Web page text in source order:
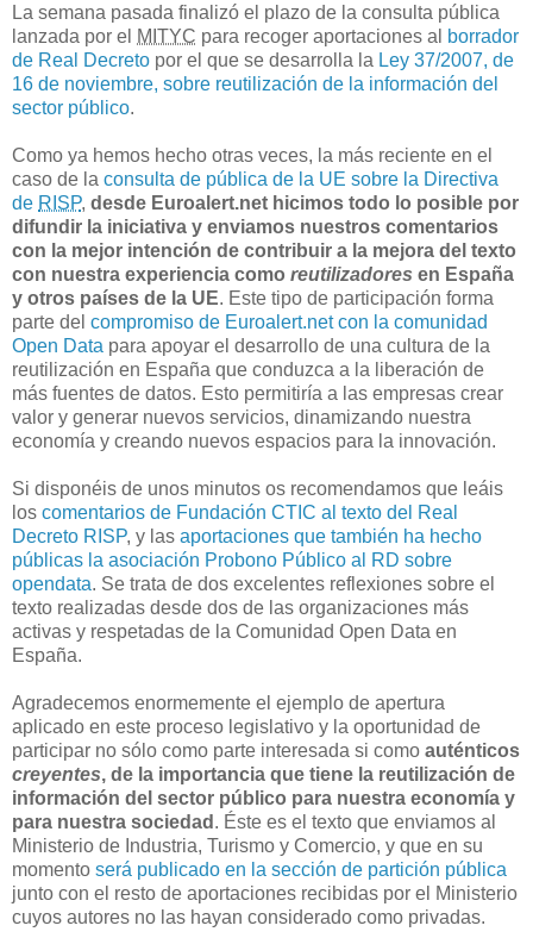
La semana pasada finalizó el plazo de la consulta pública
lanzada por el MITYC para recoger aportaciones al
borrador
de Real Decreto por el que se desarrolla la Ley 37/2007, de
16 de noviembre, sobre reutilización de la información del
sector público.
Como ya hemos hecho otras veces, la más reciente en el
caso de la consulta de pública de la UE sobre la Directiva
de RISP, desde Euroalert.net hicimos todo lo posible por
difundir la iniciativa y enviamos nuestros comentarios
con la mejor intención de contribuir a la mejora del texto
con nuestra experiencia como reutilizadores en España
y otros países de la UE. Este tipo de participación forma
parte del compromiso de Euroalert.net con la comunidad
Open Data para apoyar el desarrollo de una cultura de la
reutilización en España que conduzca a la liberación de
más fuentes de datos. Esto permitiría a las empresas crear
valor y generar nuevos servicios, dinamizando nuestra
economía y creando nuevos espacios para la innovación.
Si disponéis de unos minutos os recomendamos que leáis
los comentarios de Fundación CTIC al texto del Real
Decreto RISP, y las aportaciones que también ha hecho
públicas la asociación Probono Público al RD sobre
opendata. Se trata de dos excelentes reflexiones sobre el
texto realizadas desde dos de las organizaciones más
activas y respetadas de la Comunidad Open Data en
España.
Agradecemos enormemente el ejemplo de apertura
aplicado en este proceso legislativo y la oportunidad de
participar no sólo como parte interesada si como auténticos
creyentes, de la importancia que tiene la reutilización de
información del sector público para nuestra economía y
para nuestra sociedad . Éste es el texto que enviamos al
Ministerio de Industria, Turismo y Comercio, y que en su
momento será publicado en la sección de partición pública
junto con el resto de aportaciones recibidas por el Ministerio
cuyos autores no las hayan considerado como privadas.